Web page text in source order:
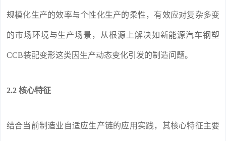
规模化生产的效率与个性化生产的柔性，有效应对复杂多变
的市场环境与生产场景，从根源上解决如新能源汽车钢塑
CCB装配变形这类因生产动态变化引发的制造问题。
2.2 核心特征
结合当前制造业自适应生产链的应用实践，其核心特征主要